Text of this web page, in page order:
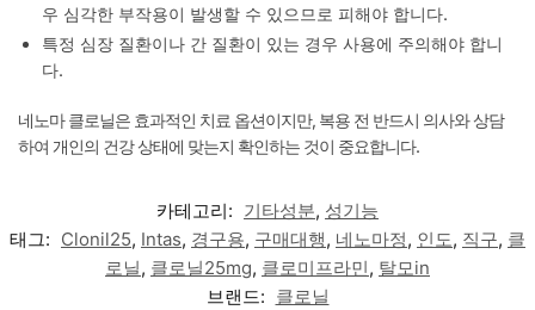
우 심각한 부작용이 발생할 수 있으므로 피해야 합니다.
특정 심장 질환이나 간 질환이 있는 경우 사용에 주의해야 합니
다.
네노마 클로닐은 효과적인 치료 옵션이지만, 복용 전 반드시 의사와 상담
하여 개인의 건강 상태에 맞는지 확인하는 것이 중요합니다.
카테고리: 기타성분, 성기능
태그: Clonil25, Intas, 경구용, 구매대행, 네노마정, 인도, 직구, 클
로닐, 클로닐25mg, 클로미프라민, 탈모in
브랜드: 클로닐